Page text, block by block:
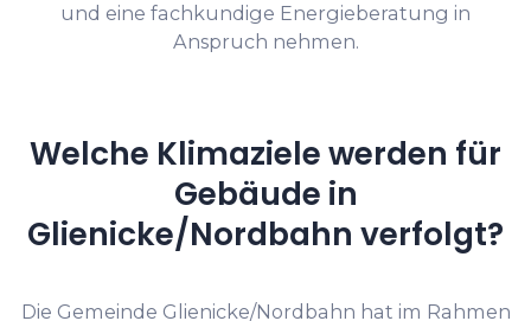
und eine fachkundige Energieberatung in
Anspruch nehmen.
Welche Klimaziele werden für
Gebäude in
Glienicke/Nordbahn verfolgt?
Die Gemeinde Glienicke/Nordbahn hat im Rahmen